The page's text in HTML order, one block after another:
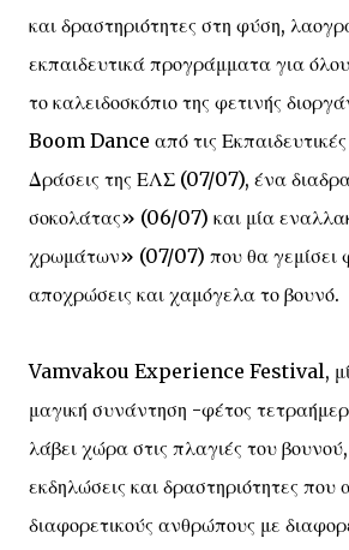
και δραστηριότητες στη φύση,
εκπαιδευτικά προγράμματα για
το καλειδοσκόπιο της φετινής
Boom Dance από τις
Δράσεις της ΕΛΣ (07/07), ένα
σοκολάτας» (06/07) και μία
χρωμάτων» (07/07) που θα γεμίσει
αποχρώσεις και χαμόγελα το βουνό.
Vamvakou Experience Festival,
μαγική συνάντηση -φέτος
λάβει χώρα στις πλαγιές του
εκδηλώσεις και δραστηριότητες που
διαφορετικούς ανθρώπους με